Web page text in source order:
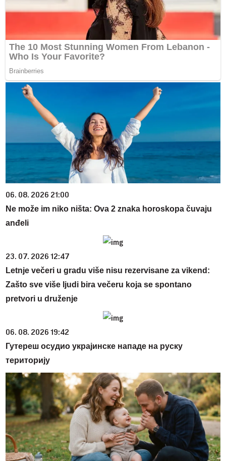
06. 08. 2026 21:00
Ne može im niko ništa: Ova 2 znaka horoskopa čuvaju
anđeli
23. 07. 2026 12:47
Letnje večeri u gradu više nisu rezervisane za vikend:
Zašto sve više ljudi bira večeru koja se spontano
pretvori u druženje
06. 08. 2026 19:42
Гутереш осудио украјинске нападе на руску
територију